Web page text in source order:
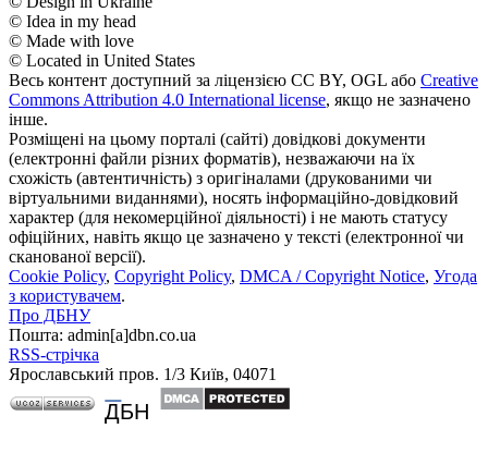
© Idea in my head
© Made with love
© Located in United States
Весь контент доступний за ліцензією CC BY, OGL або Creative
Commons Attribution 4.0 International license, якщо не зазначено
інше.
Розміщені на цьому порталі (сайті) довідкові документи
(електронні файли різних форматів), незважаючи на їх
схожість (автентичність) з оригіналами (друкованими чи
віртуальними виданнями), носять інформаційно-довідковий
характер (для некомерційної діяльності) і не мають статусу
офіційних, навіть якщо це зазначено у тексті (електронної чи
сканованої версії).
Cookie Policy, Copyright Policy, DMCA / Copyright Notice, Угода
з користувачем.
Про ДБНУ
Пошта: admin[а]dbn.co.ua
RSS-стрічка
Ярославський пров. 1/3 Київ, 04071